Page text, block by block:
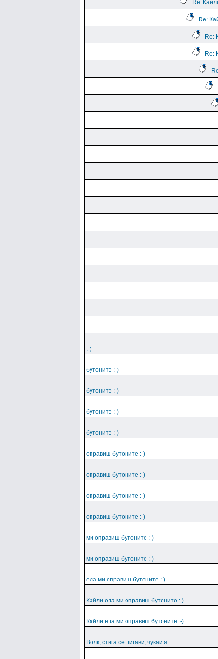
Re:
Re:
Re:
Re:
:-)
бутоните :-)
бутоните :-)
бутоните :-)
бутоните :-)
оправиш бутоните :-)
оправиш бутоните :-)
оправиш бутоните :-)
оправиш бутоните :-)
ми оправиш бутоните :-)
ми оправиш бутоните :-)
ела ми оправиш бутоните :-)
Кайли ела ми оправиш бутоните :-)
Кайли ела ми оправиш бутоните :-)
Волк, стига се лигави, чукай я.